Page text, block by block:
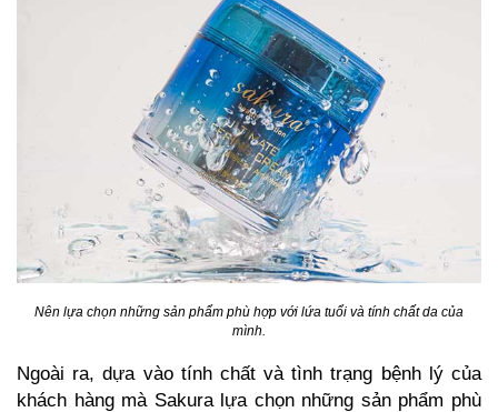
Nên lựa chọn những sản phẩm phù hợp với lứa tuổi và tính chất da của
mình.
Ngoài ra, dựa vào tính chất và tình trạng bệnh lý của
khách hàng mà Sakura lựa chọn những sản phẩm phù